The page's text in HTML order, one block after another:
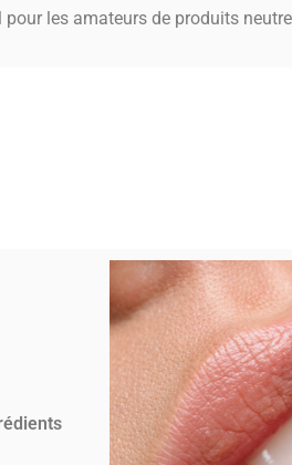
pour les amateurs de produits